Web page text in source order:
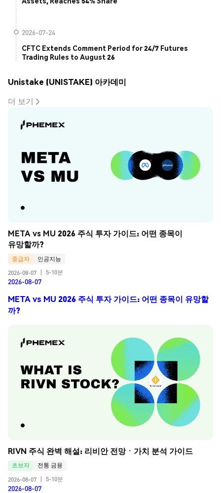
2026-07-24
CFTC Extends Comment Period for 24/7 Futures
Trading Rules to August 26
Unistake (UNISTAKE) 아카데미
더 보기
META vs MU 2026 주식 투자 가이드: 어떤 종목이
유망할까?
중급자
인공지능
2026-08-07
5-10분
2026-08-07
META vs MU 2026 주식 투자 가이드: 어떤 종목이 유망할
까?
RIVN 주식 완벽 해설: 리비안 전망ㆍ가치 분석 가이드
초보자
전통 금융
2026-08-07
5-10분
2026-08-07